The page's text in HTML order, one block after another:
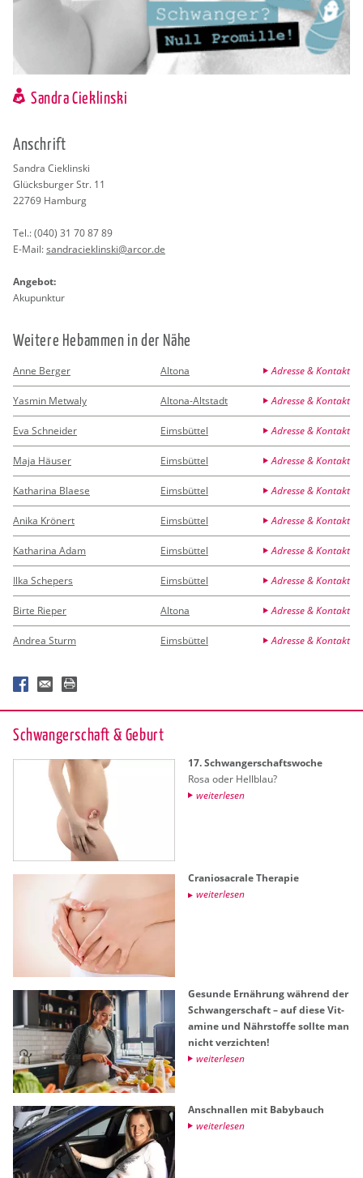
Sandra Cieklinski
An­schrift
San­dra Cie­klin­ski
Glücks­bur­ger Str. 11
22769 Ham­burg
Tel.:(040) 31 70 87 89
E-Mail:san­dra­cie­klin­ski@​arcor.​de
An­ge­bot:
Aku­punk­tur
Wei­te­re Heb­am­men in der Nähe
Anne Berger Altona Adresse & Kontakt
Yasmin Metwaly Altona-Altstadt Adresse & Kontakt
Eva Schneider Eimsbüttel Adresse & Kontakt
Maja Häuser Eimsbüttel Adresse & Kontakt
Katharina Blaese Eimsbüttel Adresse & Kontakt
Anika Krönert Eimsbüttel Adresse & Kontakt
Katharina Adam Eimsbüttel Adresse & Kontakt
Ilka Schepers Eimsbüttel Adresse & Kontakt
Birte Rieper Altona Adresse & Kontakt
Andrea Sturm Eimsbüttel Adresse & Kontakt
Schwan­ger­schaft & Ge­burt
17. Schwan­ger­schafts­wo­che
Rosa oder Hell­blau?
wei­ter­le­sen
Cra­nio­sa­cra­le The­ra­pie
wei­ter­le­sen
Ge­sun­de Er­näh­rung wäh­rend der
Schwan­ger­schaft – auf diese Vit­
ami­ne und Nähr­stof­fe soll­te man
nicht ver­zich­ten!
wei­ter­le­sen
An­schnal­len mit Ba­by­bauch
wei­ter­le­sen